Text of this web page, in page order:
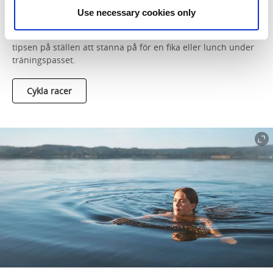
Use necessary cookies only
området kring Falköping och Alingsås-Vårgårda. Klicka dig
vidare för att få tips på färdiga cykelrutter i massor av olika
längder. Där hittar du även kartor, GPX-filer och de bästa
tipsen på ställen att stanna på för en fika eller lunch under
träningspasset.
Cykla racer